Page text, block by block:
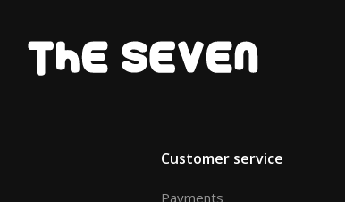
Customer service
Payments